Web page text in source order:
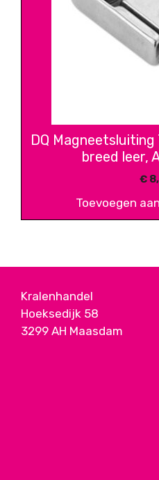
DQ Magneetsluiting
breed leer,
€
Toevoegen
Kralenhandel
Hoeksedijk 58
3299 AH Maasdam